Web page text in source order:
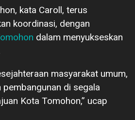
kata Caroll, terus
koordinasi, dengan
dalam menyukseskan
masyarakat umum,
di segala
Kota Tomohon,” ucap